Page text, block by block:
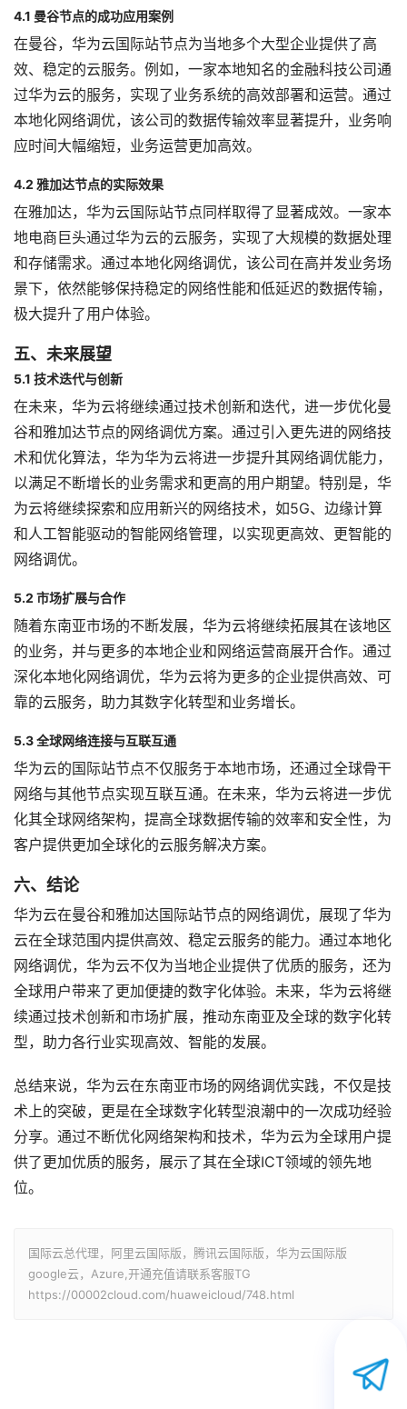
4.1 曼谷节点的成功应用案例
在曼谷，华为云国际站节点为当地多个大型企业提供了高
效、稳定的云服务。例如，一家本地知名的金融科技公司通
过华为云的服务，实现了业务系统的高效部署和运营。通过
本地化网络调优，该公司的数据传输效率显著提升，业务响
应时间大幅缩短，业务运营更加高效。
4.2 雅加达节点的实际效果
在雅加达，华为云国际站节点同样取得了显著成效。一家本
地电商巨头通过华为云的云服务，实现了大规模的数据处理
和存储需求。通过本地化网络调优，该公司在高并发业务场
景下，依然能够保持稳定的网络性能和低延迟的数据传输，
极大提升了用户体验。
五、未来展望
5.1 技术迭代与创新
在未来，华为云将继续通过技术创新和迭代，进一步优化曼
谷和雅加达节点的网络调优方案。通过引入更先进的网络技
术和优化算法，华为华为云将进一步提升其网络调优能力，
以满足不断增长的业务需求和更高的用户期望。特别是，华
为云将继续探索和应用新兴的网络技术，如5G、边缘计算
和人工智能驱动的智能网络管理，以实现更高效、更智能的
网络调优。
5.2 市场扩展与合作
随着东南亚市场的不断发展，华为云将继续拓展其在该地区
的业务，并与更多的本地企业和网络运营商展开合作。通过
深化本地化网络调优，华为云将为更多的企业提供高效、可
靠的云服务，助力其数字化转型和业务增长。
5.3 全球网络连接与互联互通
华为云的国际站节点不仅服务于本地市场，还通过全球骨干
网络与其他节点实现互联互通。在未来，华为云将进一步优
化其全球网络架构，提高全球数据传输的效率和安全性，为
客户提供更加全球化的云服务解决方案。
六、结论
华为云在曼谷和雅加达国际站节点的网络调优，展现了华为
云在全球范围内提供高效、稳定云服务的能力。通过本地化
网络调优，华为云不仅为当地企业提供了优质的服务，还为
全球用户带来了更加便捷的数字化体验。未来，华为云将继
续通过技术创新和市场扩展，推动东南亚及全球的数字化转
型，助力各行业实现高效、智能的发展。
总结来说，华为云在东南亚市场的网络调优实践，不仅是技
术上的突破，更是在全球数字化转型浪潮中的一次成功经验
分享。通过不断优化网络架构和技术，华为云为全球用户提
供了更加优质的服务，展示了其在全球ICT领域的领先地
位。
国际云总代理，阿里云国际版，腾讯云国际版，华为云国际版
google云，Azure,开通充值请联系客服TG
https://00002cloud.com/huaweicloud/748.html